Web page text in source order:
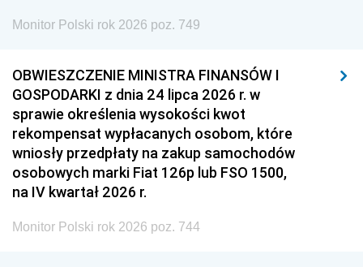
Monitor Polski rok 2026 poz. 749
OBWIESZCZENIE MINISTRA FINANSÓW I
GOSPODARKI z dnia 24 lipca 2026 r. w
sprawie określenia wysokości kwot
rekompensat wypłacanych osobom, które
wniosły przedpłaty na zakup samochodów
osobowych marki Fiat 126p lub FSO 1500,
na IV kwartał 2026 r.
Monitor Polski rok 2026 poz. 744